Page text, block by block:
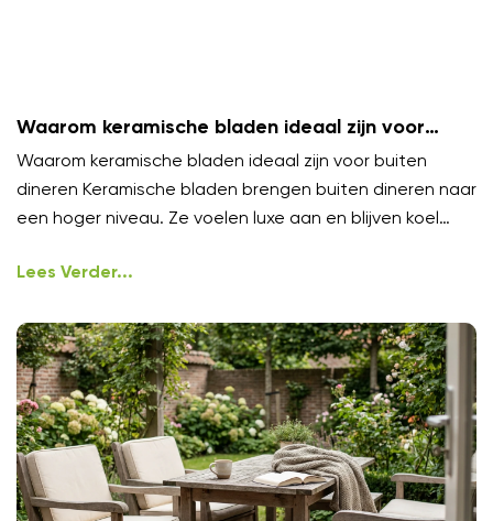
Waarom keramische bladen ideaal zijn voor
buiten dineren
Waarom keramische bladen ideaal zijn voor buiten
dineren Keramische bladen brengen buiten dineren naar
een hoger niveau. Ze voelen luxe aan en blijven koel
Lees Verder...